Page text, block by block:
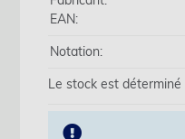
EAN:
Notation:
Le stock est déterminé